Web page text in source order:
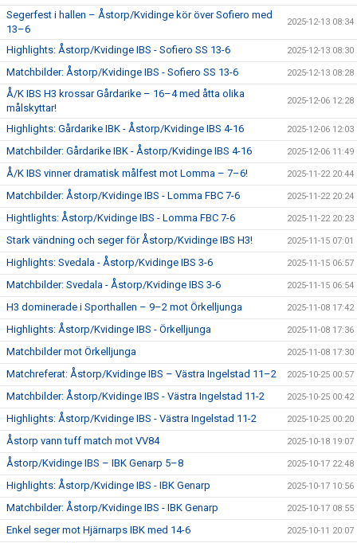
Segerfest i hallen – Åstorp/Kvidinge kör över Sofiero med
13–6
2025-12-13 08:34
Highlights: Åstorp/Kvidinge IBS - Sofiero SS 13-6 2025-12-13 08:30
Matchbilder: Åstorp/Kvidinge IBS - Sofiero SS 13-6 2025-12-13 08:28
Å/K IBS H3 krossar Gårdarike – 16–4 med åtta olika
målskyttar!
2025-12-06 12:28
Highlights: Gårdarike IBK - Åstorp/Kvidinge IBS 4-16 2025-12-06 12:03
Matchbilder: Gårdarike IBK - Åstorp/Kvidinge IBS 4-16 2025-12-06 11:49
Å/K IBS vinner dramatisk målfest mot Lomma – 7–6! 2025-11-22 20:44
Matchbilder: Åstorp/Kvidinge IBS - Lomma FBC 7-6 2025-11-22 20:24
Hightlights: Åstorp/Kvidinge IBS - Lomma FBC 7-6 2025-11-22 20:23
Stark vändning och seger för Åstorp/Kvidinge IBS H3! 2025-11-15 07:01
Highlights: Svedala - Åstorp/Kvidinge IBS 3-6 2025-11-15 06:57
Matchbilder: Svedala - Åstorp/Kvidinge IBS 3-6 2025-11-15 06:54
H3 dominerade i Sporthallen – 9–2 mot Örkelljunga 2025-11-08 17:42
Highlights: Åstorp/Kvidinge IBS - Örkelljunga 2025-11-08 17:36
Matchbilder mot Örkelljunga 2025-11-08 17:30
Matchreferat: Åstorp/Kvidinge IBS – Västra Ingelstad 11–2 2025-10-25 00:57
Matchbilder: Åstorp/Kvidinge IBS - Västra Ingelstad 11-2 2025-10-25 00:42
Highlights: Åstorp/Kvidinge IBS - Västra Ingelstad 11-2 2025-10-25 00:20
Åstorp vann tuff match mot VV84 2025-10-18 19:07
Åstorp/Kvidinge IBS – IBK Genarp 5–8 2025-10-17 22:48
Highlights: Åstorp/Kvidinge IBS - IBK Genarp 2025-10-17 10:56
Matchbilder: Åstorp/Kvidinge IBS - IBK Genarp 2025-10-17 08:55
Enkel seger mot Hjärnarps IBK med 14-6 2025-10-11 20:07